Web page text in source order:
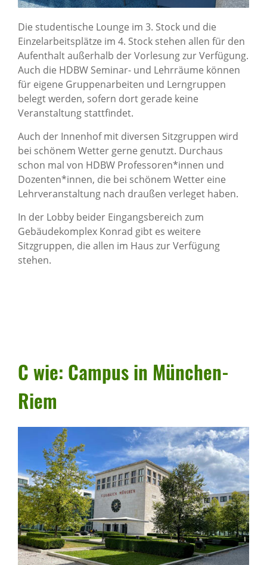
Die studentische Lounge im 3. Stock und die
Einzelarbeitsplätze im 4. Stock stehen allen für den
Aufenthalt außerhalb der Vorlesung zur Verfügung.
Auch die HDBW Seminar- und Lehrräume können
für eigene Gruppenarbeiten und Lerngruppen
belegt werden, sofern dort gerade keine
Veranstaltung stattfindet.
Auch der Innenhof mit diversen Sitzgruppen wird
bei schönem Wetter gerne genutzt. Durchaus
schon mal von HDBW Professoren*innen und
Dozenten*innen, die bei schönem Wetter eine
Lehrveranstaltung nach draußen verleget haben.
In der Lobby beider Eingangsbereich zum
Gebäudekomplex Konrad gibt es weitere
Sitzgruppen, die allen im Haus zur Verfügung
stehen.
C wie: Campus in München-
Riem